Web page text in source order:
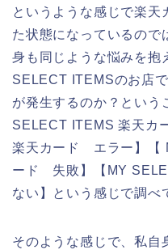
というような感じで楽天
た状態になっているので
身も同じような悩みを抱
SELECT ITEMSのお店
が発生するのか？という
SELECT ITEMS 楽天カ
楽天カード エラー】【
ード 失敗】【MY
ない】という感じで調べ
そのような感じで、私自